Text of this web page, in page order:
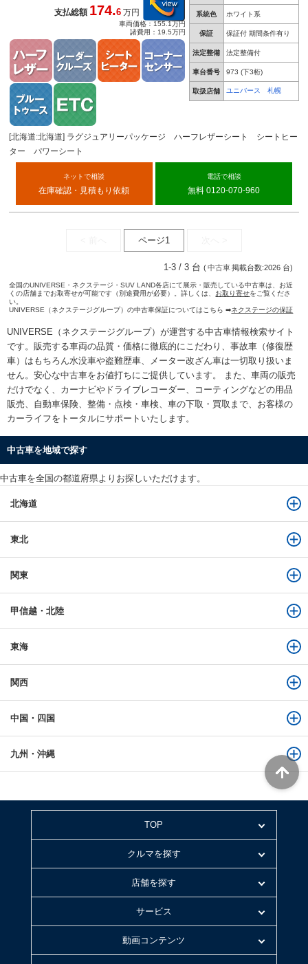
系統色 ホワイト系
保証 保証付 期間条件有り
法定整備 法定整備付
車台番号 973 (下3桁)
取扱店舗 ユニバース 札幌
支払総額174.6 万円
車両価格：155.1万円
諸費用：19.5万円
[北海道:北海道] ラグジュアリーパッケージ ハーフレザーシート シートヒー
ター パワーシート
ネットで相談
在庫確認・見積もり依頼
電話で相談
無料 0120-070-960
ページ1
1-3 / 3 台 (中古車掲載台数:2026 台)
全国のUNIVERSE・ネクステージ・SUV LAND各店にて展示・販売している中古車は、お近
くの店舗までお取寄せが可能です（別途費用が必要）。詳しくは、 お取り寄せをご覧くださ
い。
UNIVERSE（ネクステージグループ）の中古車保証についてはこちら ➡ネクステージの保証
UNIVERSE（ネクステージグループ）が運営する中古車情報検索サイト
です。販売する車両の品質・価格に徹底的にこだわり、事故車（修復歴
車）はもちろん水没車や盗難歴車、メーター改ざん車は一切取り扱いま
せん。安心な中古車をお値打ちにご提供しています。 また、車両の販売
だけでなく、カーナビやドライブレコーダー、コーティングなどの用品
販売、自動車保険、整備・点検・車検、車の下取・買取まで、お客様の
カーライフをトータルにサポートいたします。
中古車を地域で探す
中古車を全国の都道府県よりお探しいただけます。
北海道
東北
関東
甲信越・北陸
東海
関西
中国・四国
九州・沖縄
TOP
クルマを探す
店舗を探す
サービス
動画コンテンツ